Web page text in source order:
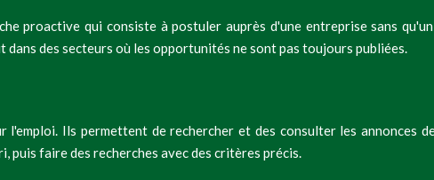
proactive qui consiste à postuler auprès d'une entreprise sans
dans des secteurs où les opportunités ne sont pas toujours publiées.
l'emploi. Ils permettent de rechercher et des consulter les
puis faire des recherches avec des critères précis.